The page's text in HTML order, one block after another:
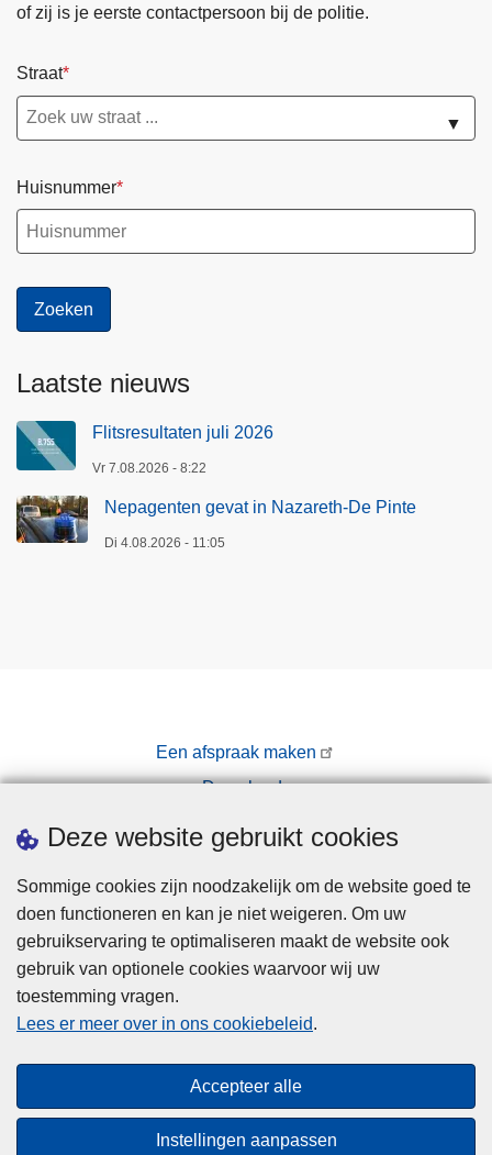
Deze website gebruikt cookies
Sommige cookies zijn noodzakelijk om de website goed te
doen functioneren en kan je niet weigeren. Om uw
gebruikservaring te optimaliseren maakt de website ook
gebruik van optionele cookies waarvoor wij uw
toestemming vragen.
Lees er meer over in ons cookiebeleid.
Accepteer alle
Instellingen aanpassen
of zij is je eerste contactpersoon bij de politie.
Straat
▼
Huisnummer
Laatste nieuws
Flitsresultaten juli 2026
Vr 7.08.2026 - 8:22
Nepagenten gevat in Nazareth-De Pinte
Di 4.08.2026 - 11:05
Een afspraak maken
Downloads
Pers
Privacy
Toegankelijkheid